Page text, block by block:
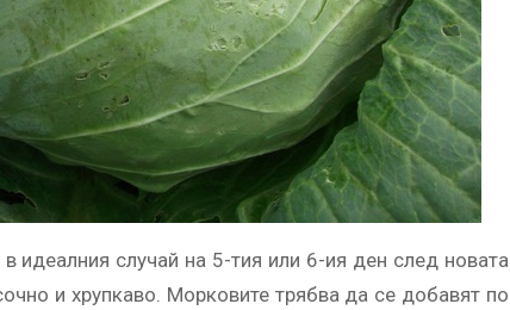
идеалния случай на 5-тия или 6-ия ден след новата
и хрупкаво. Морковите трябва да се добавят по